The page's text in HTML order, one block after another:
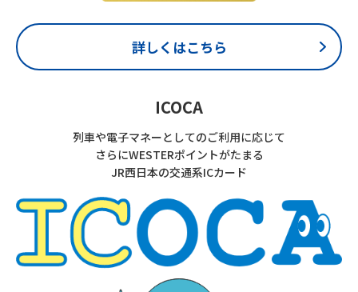
詳しくはこちら
ICOCA
列車や電子マネーとしてのご利用に応じて
さらにWESTERポイントがたまる
JR西日本の交通系ICカード